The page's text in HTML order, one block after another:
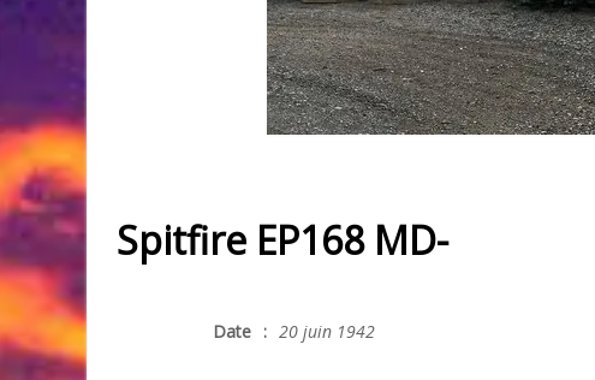
Spitfire EP168 MD-
Date : 20 juin 1942